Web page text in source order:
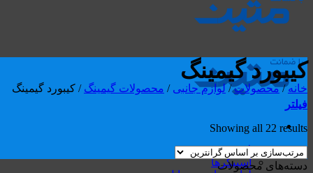
محصولات
اسپیکرها
کیبورد گیمینگ
خانه / محصولات / لوازم جانبی / محصولات گیمینگ / کیبورد گیمینگ
فیلتر
Showing all 22 results
دسته‌های محصولات